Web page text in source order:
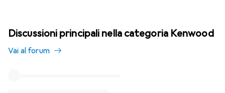
Discussioni principali nella categoria Kenwood
Vai al forum